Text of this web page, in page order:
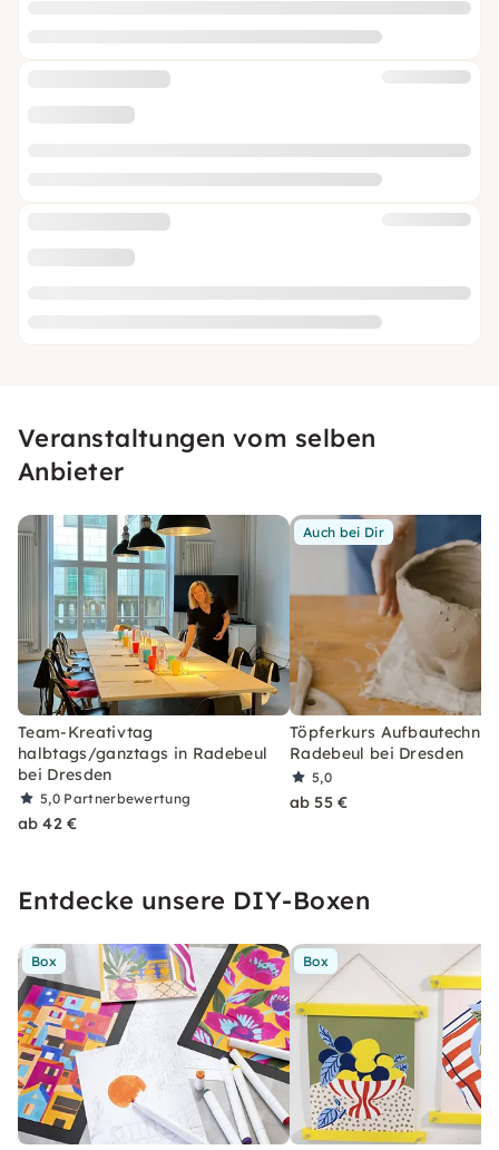
Veranstaltungen vom selben
Anbieter
Team-Kreativtag
halbtags/ganztags in Radebeul
bei Dresden
5,0 Partnerbewertung
ab 42 €
Auch bei Dir
Töpferkurs Aufbautechnik
Radebeul bei Dresden
5,0
ab 55 €
Entdecke unsere DIY-Boxen
Box Box